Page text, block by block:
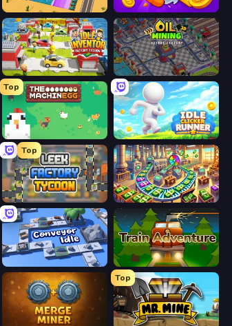
Dig Tycoon Farm Ring Idle
Idle Inventor Oil Mining 3D: Petrol Factory
Top
The MachinEGG Idle Clicker Runner
Top
Leek Factory Tycoon Money Factory: Tycoon Idle Game
Conveyor Idle Train Adventure
Top